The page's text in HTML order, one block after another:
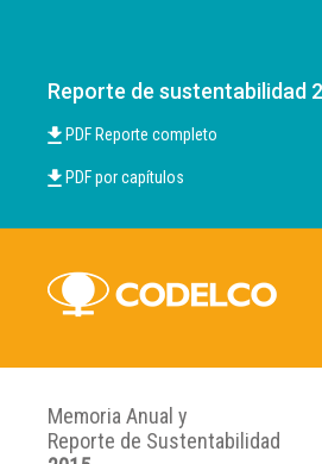
Reporte de sustentabilidad
PDF Reporte completo
PDF por capítulos
Memoria Anual y
Reporte de Sustentabilidad